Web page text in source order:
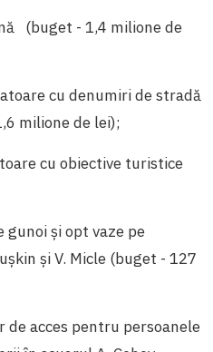
(buget - 1,4 milione de
cu denumiri de stradă
milione de lei);
cu obiective turistice
gunoi și opt vaze pe
și V. Micle (buget - 127
de acces pentru persoanele